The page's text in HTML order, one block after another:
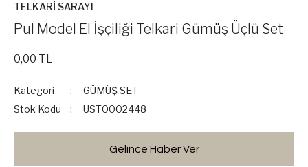
TELKARİ SARAYI
Pul Model El İşçiliği Telkari Gümüş Üçlü Set
0,00 TL
Kategori
GÜMÜŞ SET
Stok Kodu
UST0002448
Gelince Haber Ver